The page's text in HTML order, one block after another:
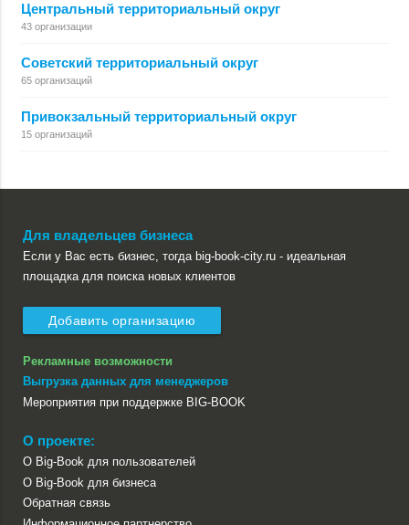
Центральный территориальный округ
43 организации
Советский территориальный округ
65 организаций
Привокзальный территориальный округ
15 организаций
Для владельцев бизнеса
Если у Вас есть бизнес, тогда big-book-city.ru - идеальная
площадка для поиска новых клиентов
Добавить организацию
Рекламные возможности
Выгрузка данных для менеджеров
Мероприятия при поддержке BIG-BOOK
О проекте:
О Big-Book для пользователей
О Big-Book для бизнеса
Обратная связь